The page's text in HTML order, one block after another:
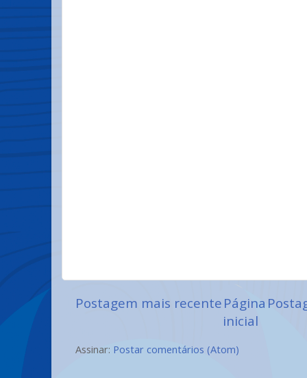
Postagem mais recentePágina
inicial
Assinar: Postar comentários (Atom)